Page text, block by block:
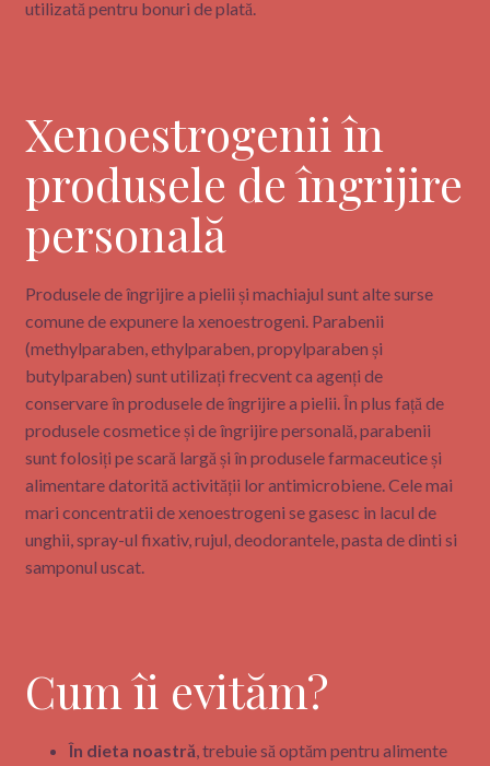
utilizată pentru bonuri de plată.
Xenoestrogenii în
produsele de îngrijire
personală
Produsele de îngrijire a pielii și machiajul sunt alte surse
comune de expunere la xenoestrogeni. Parabenii
(methylparaben, ethylparaben, propylparaben și
butylparaben) sunt utilizați frecvent ca agenți de
conservare în produsele de îngrijire a pielii. În plus față de
produsele cosmetice și de îngrijire personală, parabenii
sunt folosiți pe scară largă și în produsele farmaceutice și
alimentare datorită activității lor antimicrobiene. Cele mai
mari concentratii de xenoestrogeni se gasesc in lacul de
unghii, spray-ul fixativ, rujul, deodorantele, pasta de dinti si
samponul uscat.
Cum îi evităm?
În dieta noastră, trebuie să optăm pentru alimente